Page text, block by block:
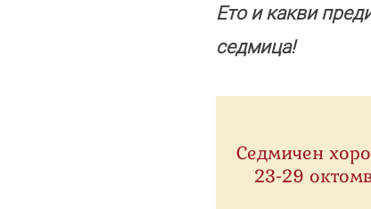
Ето и какви
седмица!
Седмичен
23-29